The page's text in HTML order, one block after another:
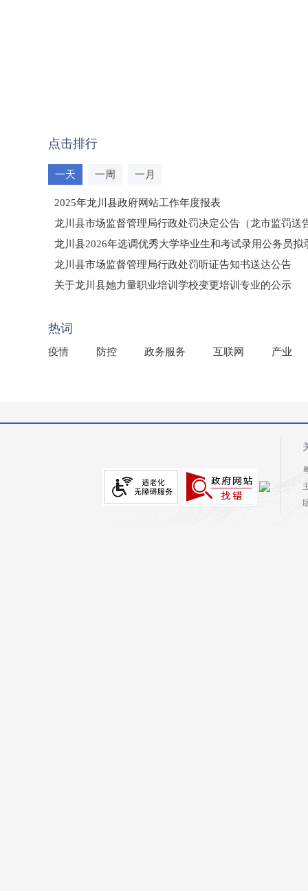
点击排行
一天 一周 一月
2025年龙川县政府网站工作年度报表
龙川县市场监督管理局行政处罚决定公告（龙市监罚送
龙川县2026年选调优秀大学毕业生和考试录用公务员拟
龙川县市场监督管理局行政处罚听证告知书送达公告
（龙市监罚送告〔2026〕71号）
关于龙川县她力量职业培训学校变更培训专业的公示
热词
疫情 防控 政务服务 互联网 产业